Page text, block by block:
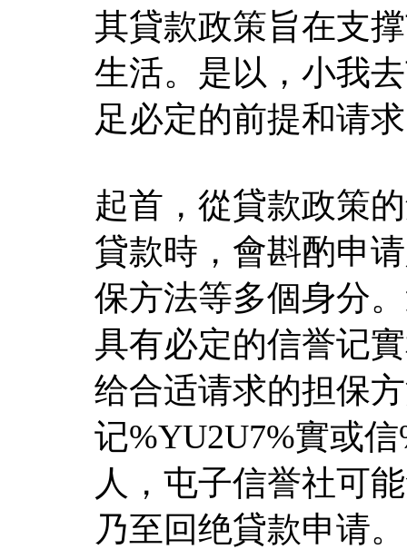
其貸款政策旨在支
生活。是以，小我
足必定的前提和请
起首，從貸款政策
貸款時，會斟酌申
保方法等多個身分
具有必定的信誉记
给合适请求的担保
记%YU2U7%實或
人，屯子信誉社可
乃至回绝貸款申请。